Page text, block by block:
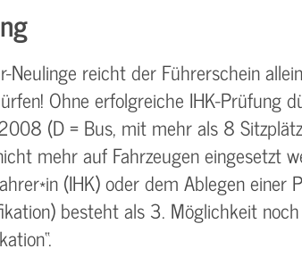
Neulinge reicht der Führerschein
Ohne erfolgreiche IHK-Prüfung
(D = Bus, mit mehr als 8
mehr auf Fahrzeugen eingesetzt
(IHK) oder dem Ablegen einer
besteht als 3. Möglichkeit